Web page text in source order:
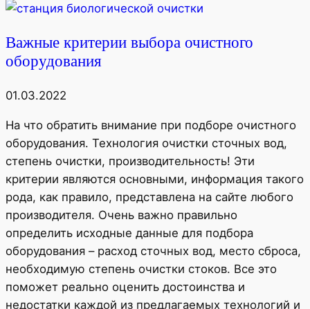
Важные критерии выбора очистного
оборудования
01.03.2022
На что обратить внимание при подборе очистного
оборудования. Технология очистки сточных вод,
степень очистки, производительность! Эти
критерии являются основными, информация такого
рода, как правило, представлена на сайте любого
производителя. Очень важно правильно
определить исходные данные для подбора
оборудования – расход сточных вод, место сброса,
необходимую степень очистки стоков. Все это
поможет реально оценить достоинства и
недостатки каждой из предлагаемых технологий и